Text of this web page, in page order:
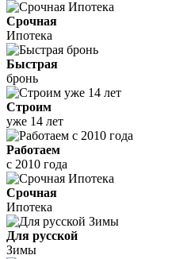
Срочная
Ипотека
Быстрая
бронь
Строим
уже 14 лет
Работаем
с 2010 года
Срочная
Ипотека
Для русской
Зимы